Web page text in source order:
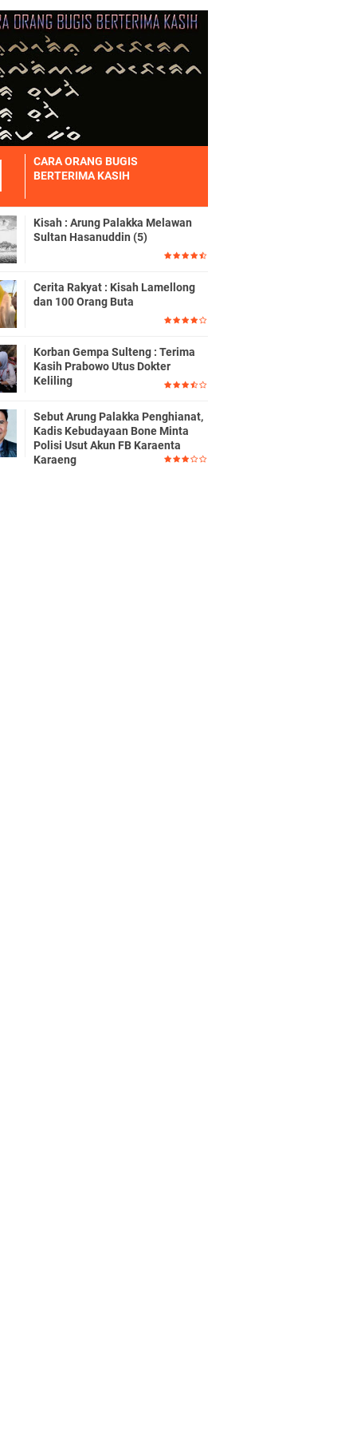
CARA ORANG BUGIS
BERTERIMA KASIH
Kisah : Arung Palakka Melawan
Sultan Hasanuddin (5)
Cerita Rakyat : Kisah Lamellong
dan 100 Orang Buta
Korban Gempa Sulteng : Terima
Kasih Prabowo Utus Dokter
Keliling
Sebut Arung Palakka Penghianat,
Kadis Kebudayaan Bone Minta
Polisi Usut Akun FB Karaenta
Karaeng